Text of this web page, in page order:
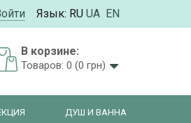
Язык: RU UA EN
В корзине:
Товаров: 0 (0 грн)
ДУШ И ВАННА